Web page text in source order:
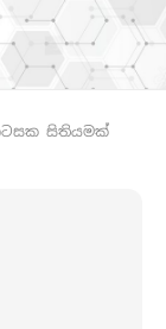
සිතියමක්